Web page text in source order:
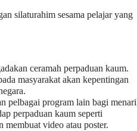
silaturahim sesama pelajar yang
ceramah perpaduan kaum.
masyarakat akan kepentingan
pelbagai program lain bagi
perpaduan kaum seperti
membuat video atau poster.